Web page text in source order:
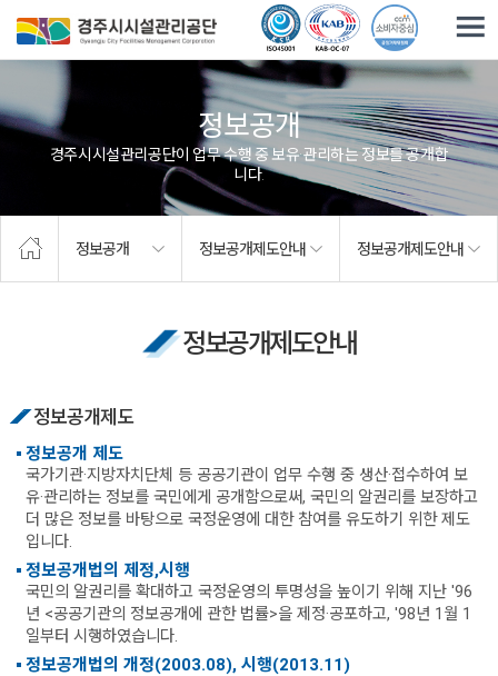
정보공개
경주시시설관리공단이 업무 수행 중 보유·관리하는 정보를 공개합
니다.
정보공개 정보공개제도안내 정보공개제도안내
정보공개제도안내
정보공개제도
정보공개 제도
국가기관·지방자치단체 등 공공기관이 업무 수행 중 생산·접수하여 보
유·관리하는 정보를 국민에게 공개함으로써, 국민의 알권리를 보장하고
더 많은 정보를 바탕으로 국정운영에 대한 참여를 유도하기 위한 제도
입니다.
정보공개법의 제정,시행
국민의 알권리를 확대하고 국정운영의 투명성을 높이기 위해 지난 '96
년 <공공기관의 정보공개에 관한 법률>을 제정·공포하고, '98년 1월 1
일부터 시행하였습니다.
정보공개법의 개정(2003.08), 시행(2013.11)